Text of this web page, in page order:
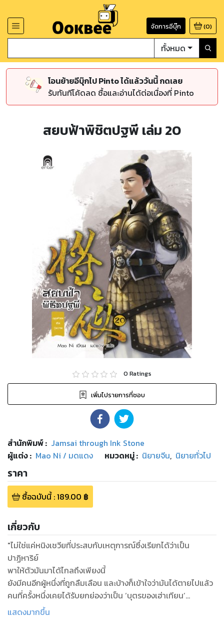
จัดการอีบุ๊ก (0)
ทั้งหมด
โอนย้ายอีบุ๊กไป Pinto ได้แล้ววันนี้ กดเลย
รับทันทีโค้ดลด ซื้อและอ่านได้ต่อเนื่องที่ Pinto
สยบฟ้าพิชิตปฐพี เล่ม 20
0 Ratings
เพิ่มไปรายการที่ชอบ
สำนักพิมพ์: Jamsai through Ink Stone
ผู้แต่ง : Mao Ni / มดแดง หมวดหมู่: นิยายจีน, นิยายทั่วไป
ราคา
ซื้อฉบับนี้:189.00 ฿
เกี่ยวกับ
"ไม่ใช่แค่หนิงเชวียที่ประสบกับเหตุการณ์ซึ่งเรียกได้ว่าเป็น
ปาฏิหาริย์
พาให้ตัวมันมาได้ไกลถึงเพียงนี้
ยังมีคนอีกผู้หนึ่งที่ถูกลืมเลือน และบ้างก็เข้าใจว่ามันได้ตายไปแล้ว
คนที่ครั้งหนึ่งเคยได้รับยกย่องว่าเป็น ‘บุตรของเฮ่าเทียน’
บัดนี้เรื่องราวปาฏิหาริย์ก็ได้เกิดกับมันแล้วเช่นกัน!
แสดงมากขึ้น